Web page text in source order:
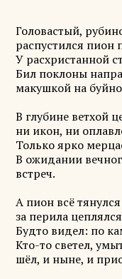
Головастый,
распустился пион
У расхристанной
Бил поклоны
макушкой на
В глубине ветхой
ни икон, ни
Только ярко
В ожидании
встреч.
А пион всё
за перила
Будто видел: по
Кто-то светел,
шёл, и ныне, и